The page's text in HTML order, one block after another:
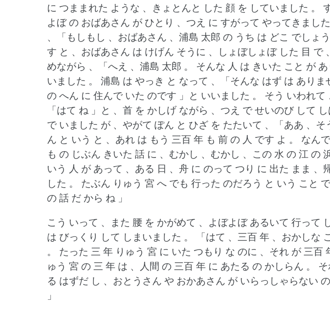
に つままれた ような 、きょとんと した 顔 を していました 。
よぼ の おばあさん が ひとり 、つえ に すがって やってきました
、「もしもし 、おばあさん 、浦島 太郎 の うち は どこ でしょ
す と 、おばあさん は けげん そうに 、しょぼしょぼ した 目 で
めながら 、「へえ 、浦島 太郎 。
そんな 人 は きいた こと が
いました 。
浦島 は やっき と なって 、「そんな はず は ありま
の へん に 住んで いた のです 」と いいました 。
そう いわれて
「はて ね 」と 、首 を かしげ ながら 、つえ で せいのび して
で いました が 、やがて ぽん と ひざ を たたいて 、「ああ 、そ
ん と いう と 、あれ は もう 三百 年 も 前 の 人 です よ 。
なん
も の じぶん きいた 話 に 、むかし 、むかし 、この 水 の 江 の
いう 人 が あって 、ある 日 、舟 に のって つり に 出た まま 、
した 。
たぶん りゅう 宮 へ でも 行った のだろう と いう こと で
の 話 だ から ね 」
こう いって 、また 腰 を かがめて 、よぼよぼ あるいて 行って
は びっくり して しまいました 。
「はて 、三百 年 、おかしな
。
たった 三 年 りゅう 宮 に いた つもり な のに 、それ が 三百
ゅう 宮 の 三 年 は 、人間 の 三百 年 に あたる の かしらん 。
る はずだ し 、おとうさん や おかあさん が いらっしゃらない
」